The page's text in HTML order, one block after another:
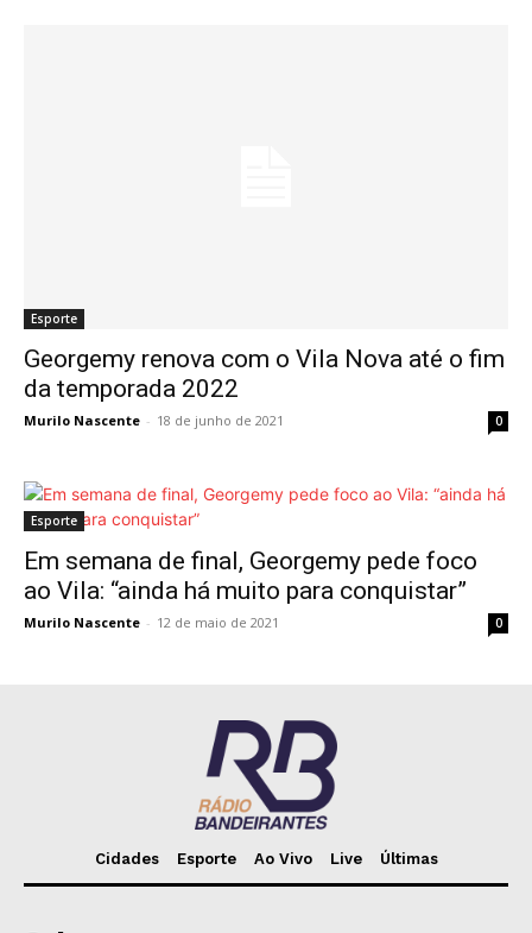
Esporte
Georgemy renova com o Vila Nova até o fim
da temporada 2022
Murilo Nascente - 18 de junho de 2021 0
Esporte
Em semana de final, Georgemy pede foco
ao Vila: “ainda há muito para conquistar”
Murilo Nascente - 12 de maio de 2021 0
Cidades Esporte Ao Vivo Live Últimas